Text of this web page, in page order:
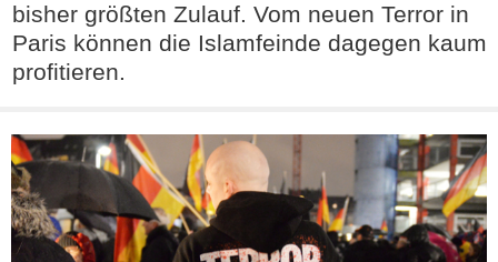
bisher größten Zulauf. Vom neuen Terror in
Paris können die Islamfeinde dagegen kaum
profitieren.